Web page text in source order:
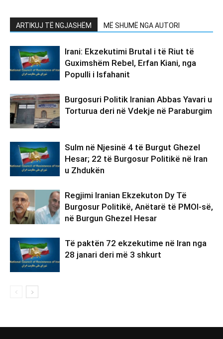
ARTIKUJ TË NGJASHËM MË SHUMË NGA AUTORI
Irani: Ekzekutimi Brutal i të Riut të
Guximshëm Rebel, Erfan Kiani, nga
Populli i Isfahanit
Burgosuri Politik Iranian Abbas Yavari u
Torturua deri në Vdekje në Paraburgim
Sulm në Njesinë 4 të Burgut Ghezel
Hesar; 22 të Burgosur Politikë në Iran
u Zhdukën
Regjimi Iranian Ekzekuton Dy Të
Burgosur Politikë, Anëtarë të PMOI-së,
në Burgun Ghezel Hesar
Të paktën 72 ekzekutime në Iran nga
28 janari deri më 3 shkurt